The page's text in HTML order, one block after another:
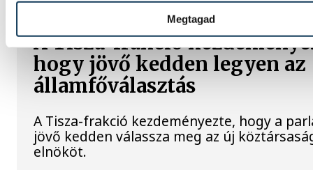
Megtagad
A Tisza-frakció
hogy jövő kedden legyen az
államfőválasztás
A Tisza-frakció kezdeményezte, hogy a
jövő kedden válassza meg az új
elnököt.